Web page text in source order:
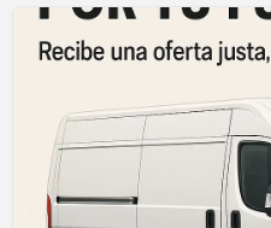
¡Consigue
Tasación
Furgoneta